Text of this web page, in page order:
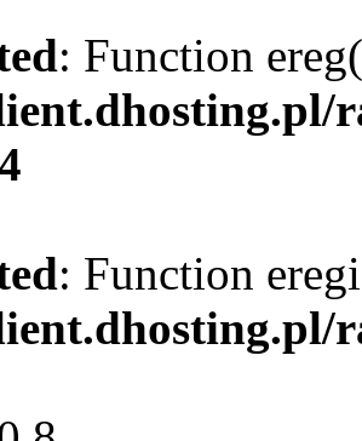
: Function
: Function